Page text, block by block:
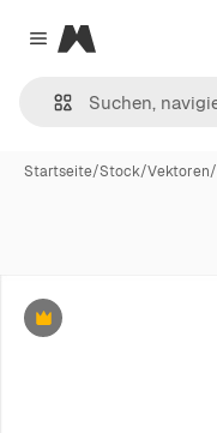
Close menu
Magnific
Startseite/Stock/Vektoren/
Premium